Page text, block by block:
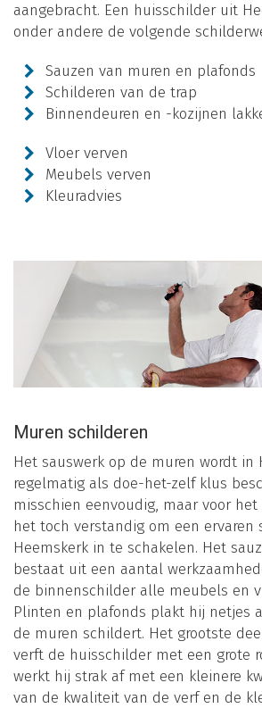
aangebracht. Een huisschilder uit
onder andere de volgende
Sauzen van muren en plafonds
Schilderen van de trap
Binnendeuren en -kozijnen
Vloer verven
Meubels verven
Kleuradvies
Muren schilderen
Het sauswerk op de muren wordt in
regelmatig als doe-het-zelf klus
misschien eenvoudig, maar voor
het toch verstandig om een ervaren
Heemskerk in te schakelen. Het
bestaat uit een aantal
de binnenschilder alle meubels en
Plinten en plafonds plakt hij netjes
de muren schildert. Het grootste
verft de huisschilder met een grote
werkt hij strak af met een kleinere
van de kwaliteit van de verf en de